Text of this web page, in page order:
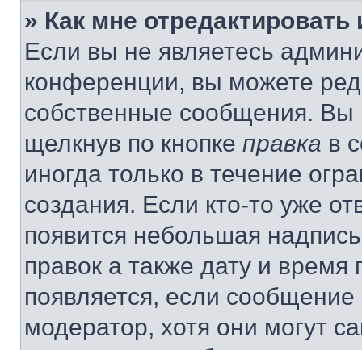
» Как мне
Если вы не являетесь
конференции, вы можете
собственные сообщения. Вы
щелкнув по кнопке правка в
иногда только в течение
создания. Если кто-то уже
появится небольшая
правок а также дату и
появляется, если
модератор, хотя они могут